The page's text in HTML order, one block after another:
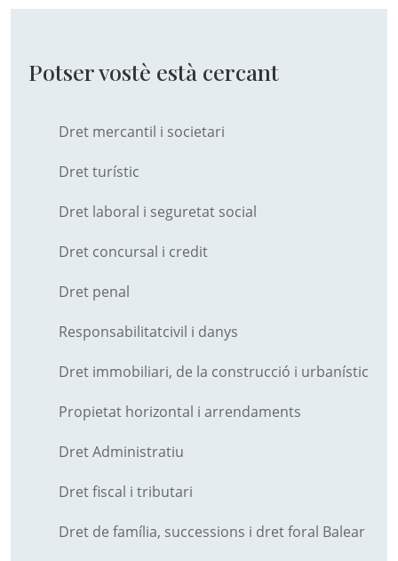
Potser vostè està cercant
Dret mercantil i societari
Dret turístic
Dret laboral i seguretat social
Dret concursal i credit
Dret penal
Responsabilitatcivil i danys
Dret immobiliari, de la construcció i urbanístic
Propietat horizontal i arrendaments
Dret Administratiu
Dret fiscal i tributari
Dret de família, successions i dret foral Balear